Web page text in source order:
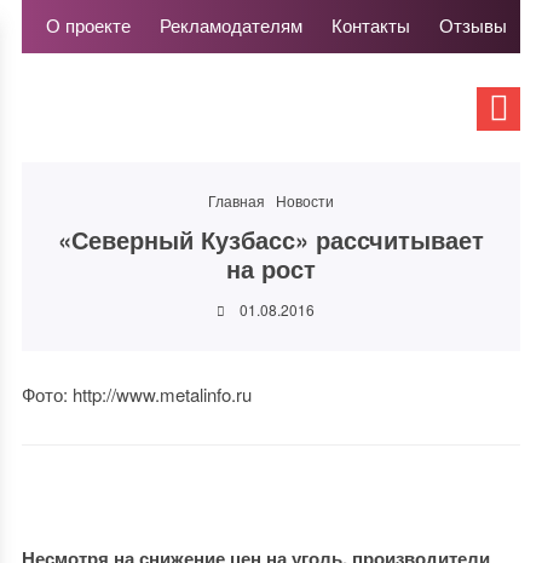
О проекте Рекламодателям Контакты Отзывы
Главная Новости
«Северный Кузбасс» рассчитывает
на рост
01.08.2016
Фото: http://www.metalinfo.ru